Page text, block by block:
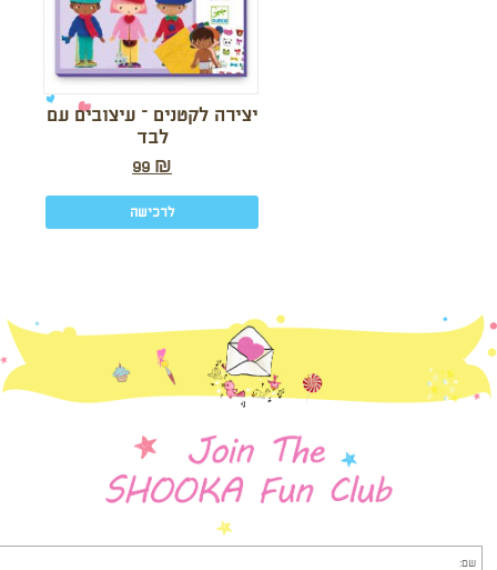
יצירה לקטנים – עיצובים עם
לבד
99 ₪
לרכישה